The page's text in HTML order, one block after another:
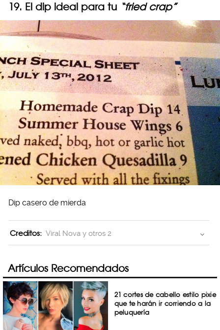
19. El dip ideal para tu “fried crap”
Dip casero de mierda
Creditos: Viral Nova y otros 2
Artículos Recomendados
21 cortes de cabello estilo pixie
que te harán ir corriendo a la
peluquería